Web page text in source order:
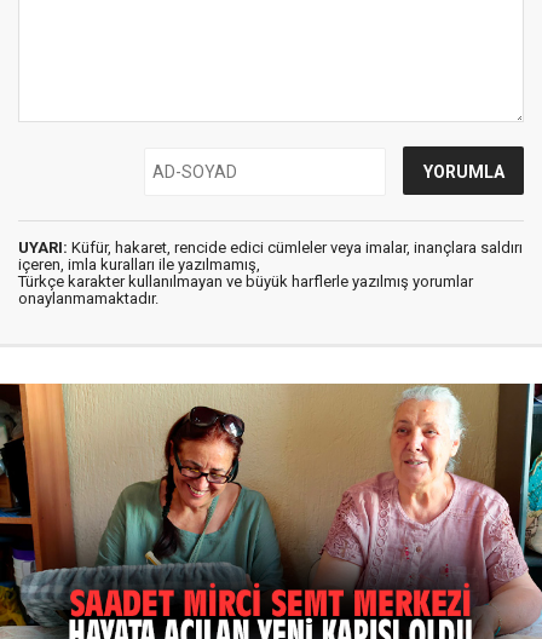
UYARI: Küfür, hakaret, rencide edici cümleler veya imalar, inançlara saldırı
içeren, imla kuralları ile yazılmamış,
Türkçe karakter kullanılmayan ve büyük harflerle yazılmış yorumlar
onaylanmamaktadır.